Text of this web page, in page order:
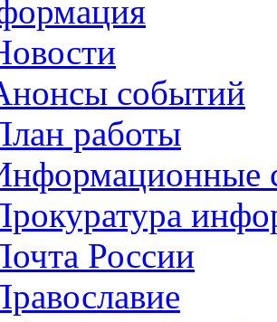
событий
работы
России